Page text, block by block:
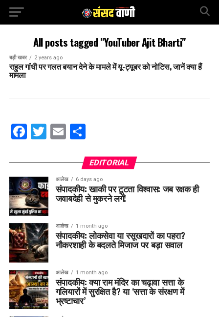
All posts tagged "YouTuber Ajit Bharti"
बड़ी खबर 2 years ago
राहुल गांंधी पर गलत बयान देने के मामले में यू-ट्यूबर को नोटिस, जानें क्या हैं
मामला
Facebook
Twitter
EmailShare
EDITORIAL
आलेख 6 days ago
संपादकीय: खाकी पर टूटता विश्वास: जब रक्षक ही
जवाबदेही से मुकरने लगें!
आलेख 1 month ago
संपादकीय: लोकसेवा या रसूखदारों का पहरा?
नौकरशाही के बदलते मिजाज पर बड़ा सवाल
आलेख 1 month ago
संपादकीय: क्या राम मंदिर का चढ़ावा सत्ता के
गलियारों में सुरक्षित है? या ‘सत्ता के संरक्षण में
भ्रष्टाचार’